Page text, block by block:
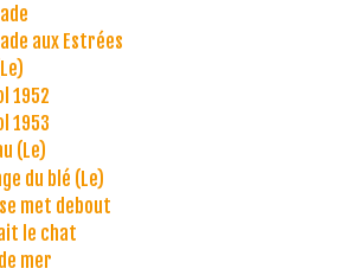
aux Estrées
1952
1953
(Le)
du blé (Le)
met debout
le chat
mer